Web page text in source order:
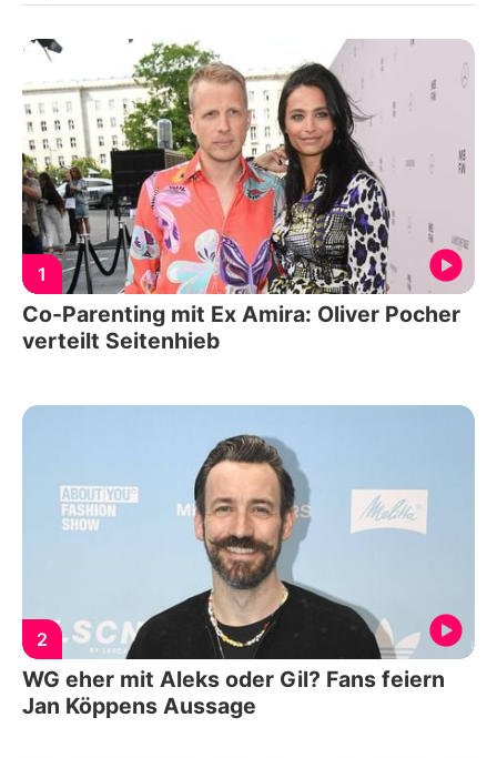
1
Co-Parenting mit Ex Amira: Oliver Pocher
verteilt Seitenhieb
2
WG eher mit Aleks oder Gil? Fans feiern
Jan Köppens Aussage